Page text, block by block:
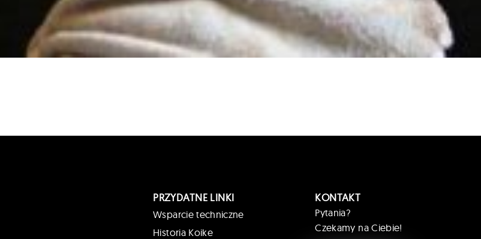
PRZYDATNE LINKI
Wsparcie techniczne
Historia Koike
KONTAKT
Pytania?
Czekamy na Ciebie!